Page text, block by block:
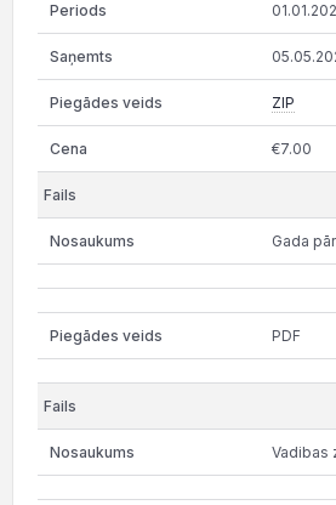
ZIP
€7.00
Gada
PDF
Vadibas